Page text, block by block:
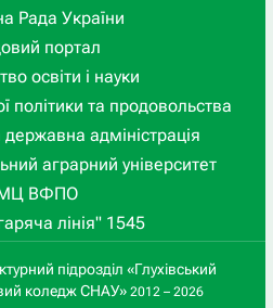
Рада України
портал
освіти і науки
політики та продовольства
адміністрація
аграрний університет
ВФПО
лінія" 1545
підрозділ «Глухівський
коледж СНАУ» 2012 – 2026